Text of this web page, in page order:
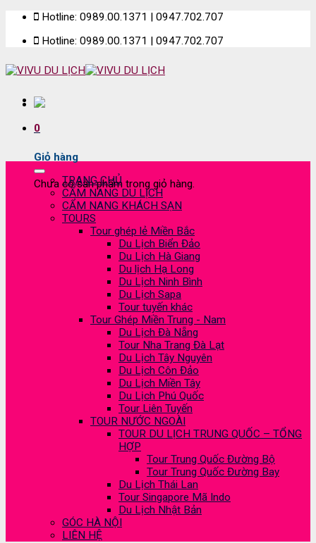
Skip
content
Hotline: 0989.00.1371 | 0947.702.707
Hotline: 0989.00.1371 | 0947.702.707
0
Giỏ hàng
Chưa có sản phẩm trong giỏ hàng.
TRANG CHỦ
CẨM NANG DU LỊCH
CẨM NANG KHÁCH SẠN
TOURS
Tour ghép lẻ Miền Bắc
Du Lịch Biển Đảo
Du Lịch Hà Giang
Du lịch Hạ Long
Du Lịch Ninh Bình
Du Lịch Sapa
Tour tuyến khác
Tour Ghép Miền Trung - Nam
Du Lịch Đà Nẵng
Tour Nha Trang Đà Lạt
Du Lịch Tây Nguyên
Du Lịch Côn Đảo
Du Lịch Miền Tây
Du Lịch Phú Quốc
Tour Liên Tuyến
TOUR NƯỚC NGOÀI
TOUR DU LỊCH TRUNG QUỐC – TỔNG
HỢP
Tour Trung Quốc Đường Bộ
Tour Trung Quốc Đường Bay
Du Lịch Thái Lan
Tour Singapore Mã Indo
Du Lịch Nhật Bản
GÓC HÀ NỘI
LIÊN HỆ